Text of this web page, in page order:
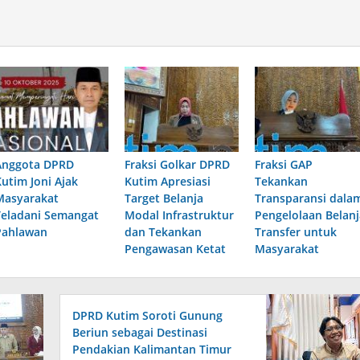
DPRD
Joni Ajak
Semangat
Fraksi Golkar DPRD
Kutim Apresiasi
Target Belanja
Modal Infrastruktur
dan Tekankan
Pengawasan Ketat
Fraksi GAP
Tekankan
Transparansi
Pengelolaan
Transfer untuk
Masyarakat
DPRD Kutim Soroti Gunung
Beriun sebagai Destinasi
Pendakian Kalimantan Timur